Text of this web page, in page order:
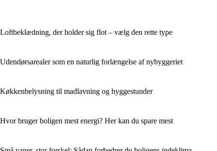
Loftbeklædning, der holder sig flot – vælg den rette type
Udendørsarealer som en naturlig forlængelse af nybyggeriet
Køkkenbelysning til madlavning og hyggestunder
Hvor bruger boligen mest energi? Her kan du spare mest